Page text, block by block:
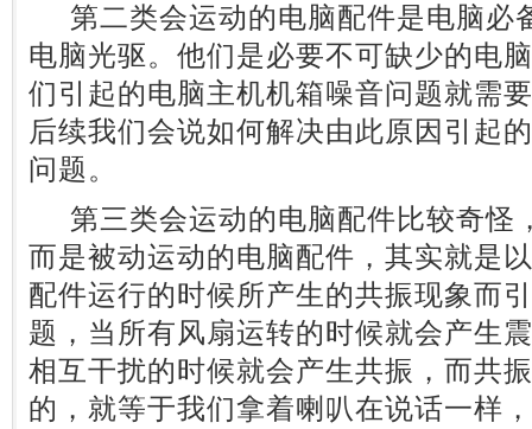
第二类会运动的电脑配件是电脑必
电脑光驱。他们是必要不可缺少的电
们引起的电脑主机机箱噪音问题就需
后续我们会说如何解决由此原因引起
问题。
第三类会运动的电脑配件比较奇怪
而是被动运动的电脑配件，其实就是
配件运行的时候所产生的共振现象而
题，当所有风扇运转的时候就会产生
相互干扰的时候就会产生共振，而共
的，就等于我们拿着喇叭在说话一样